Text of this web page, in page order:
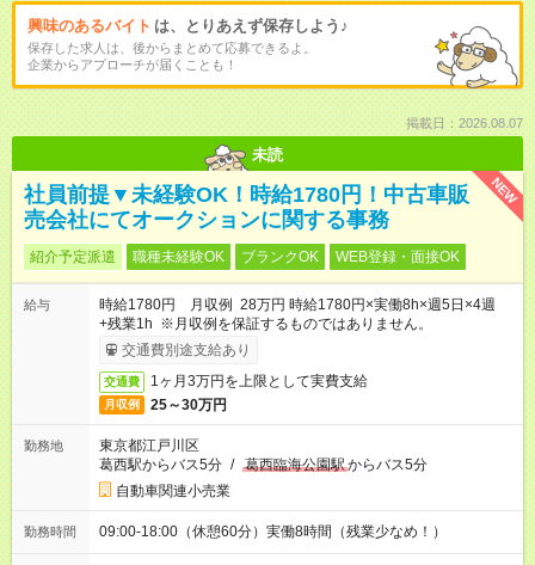
興味のあるバイト は、とりあえず保存しよう♪
保存した求人は、後からまとめて応募できるよ。
企業からアプローチが届くことも！
掲載日：2026.08.07
未読
NEW
社員前提▼未経験OK！時給1780円！中古車販
売会社にてオークションに関する事務
紹介予定派遣 職種未経験OK ブランクOK WEB登録・面接OK
給与
時給1780円 月収例 28万円 時給1780円×実働8h×週5日×4週
+残業1h ※月収例を保証するものではありません。
交通費別途支給あり
交通費 1ヶ月3万円を上限として実費支給
月収例 25～30万円
勤務地
東京都江戸川区
葛西駅からバス5分 / 葛西臨海公園駅からバス5分
自動車関連小売業
勤務時間 09:00-18:00（休憩60分）実働8時間（残業少なめ！）